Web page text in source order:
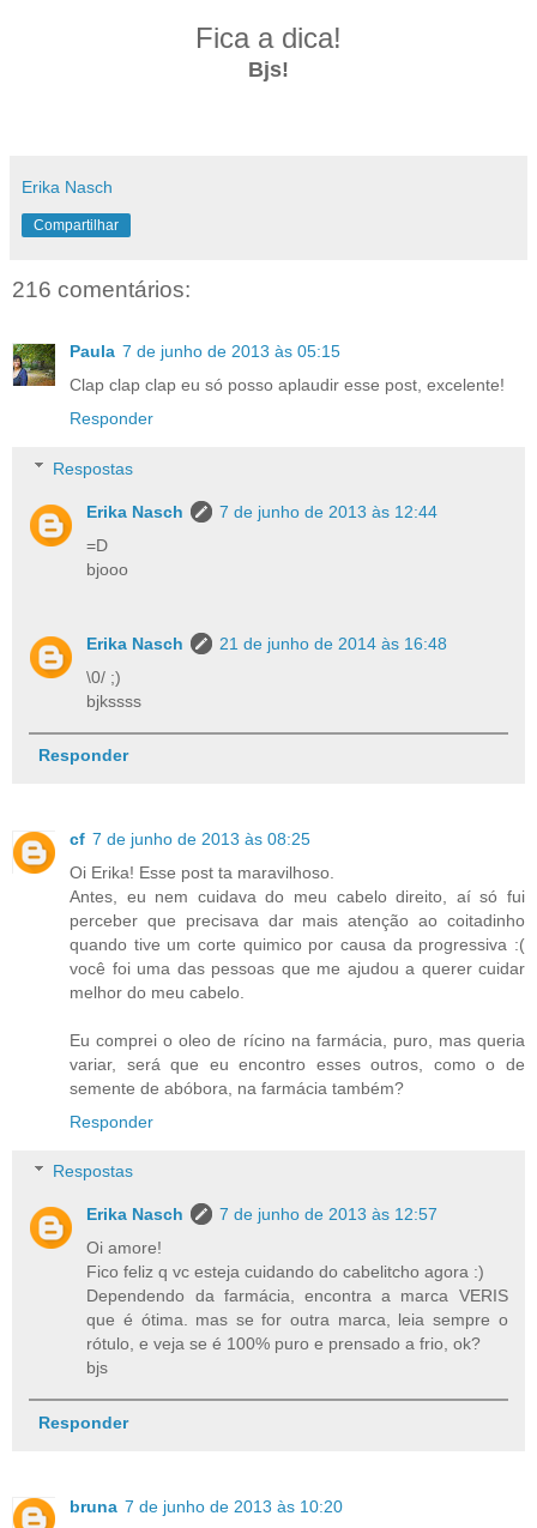
Fica a dica!
Bjs!
Erika Nasch
Compartilhar
216 comentários:
Paula 7 de junho de 2013 às 05:15
Clap clap clap eu só posso aplaudir esse post, excelente!
Responder
Respostas
Erika Nasch
7 de junho de 2013 às 12:44
=D
bjooo
Erika Nasch
21 de junho de 2014 às 16:48
\0/ ;)
bjkssss
Responder
cf 7 de junho de 2013 às 08:25
Oi Erika! Esse post ta maravilhoso.
Antes, eu nem cuidava do meu cabelo direito, aí só fui
perceber que precisava dar mais atenção ao coitadinho
quando tive um corte quimico por causa da progressiva :(
você foi uma das pessoas que me ajudou a querer cuidar
melhor do meu cabelo.
Eu comprei o oleo de rícino na farmácia, puro, mas queria
variar, será que eu encontro esses outros, como o de
semente de abóbora, na farmácia também?
Responder
Respostas
Erika Nasch
7 de junho de 2013 às 12:57
Oi amore!
Fico feliz q vc esteja cuidando do cabelitcho agora :)
Dependendo da farmácia, encontra a marca VERIS
que é ótima. mas se for outra marca, leia sempre o
rótulo, e veja se é 100% puro e prensado a frio, ok?
bjs
Responder
bruna 7 de junho de 2013 às 10:20